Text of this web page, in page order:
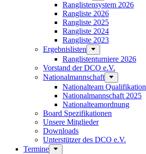
Ranglistensystem 2026
Rangliste 2026
Rangliste 2025
Rangliste 2024
Rangliste 2023
Ergebnislisten
Ranglistenturniere 2026
Vorstand der DCO e.V.
Nationalmannschaft
Nationalteam Qualifikation
Nationalmannschaft 2025
Nationalteamordnung
Board Spezifikationen
Unsere Mitglieder
Downloads
Unterstützer des DCO e.V.
Termine